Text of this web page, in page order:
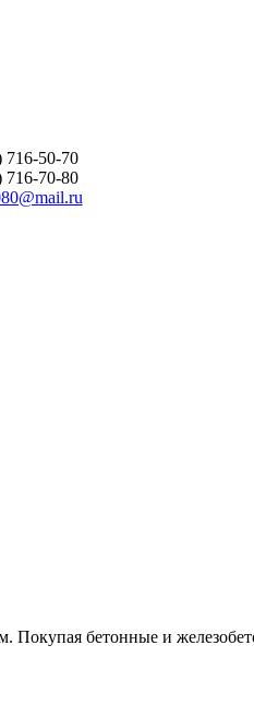
716-50-70
70-80
бетонные и